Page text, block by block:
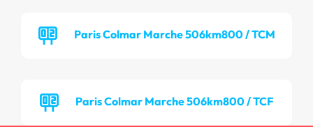
Paris Colmar Marche 506km800 / TCM
Paris Colmar Marche 506km800 / TCF